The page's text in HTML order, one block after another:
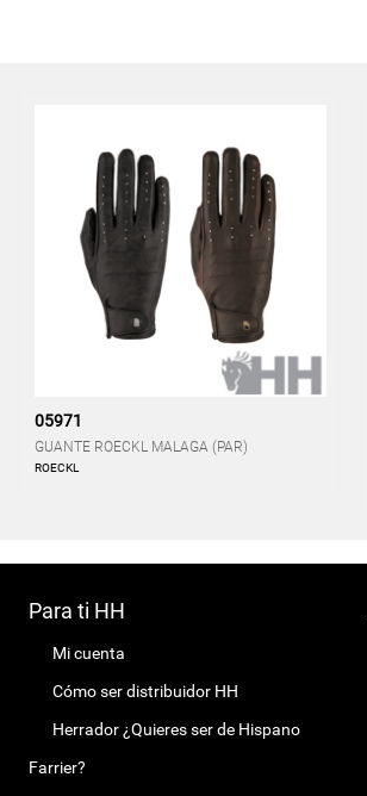
05971
GUANTE ROECKL MALAGA (PAR)
ROECKL
Para ti HH
Mi cuenta
Cómo ser distribuidor HH
Herrador ¿Quieres ser de Hispano
Farrier?